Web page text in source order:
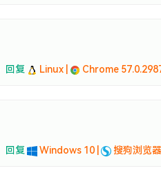
回复 Linux | Chrome
回复 Windows 10 | 搜狗浏览